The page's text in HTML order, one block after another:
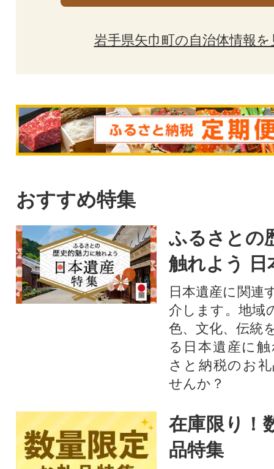
岩手県矢巾町の自治体情報を
おすすめ特集
ふるさとの
触れよう 日
日本遺産に関連
介します。地域
色、文化、伝統
る日本遺産に
さと納税のお
せんか？​​​
在庫限り！
品特集